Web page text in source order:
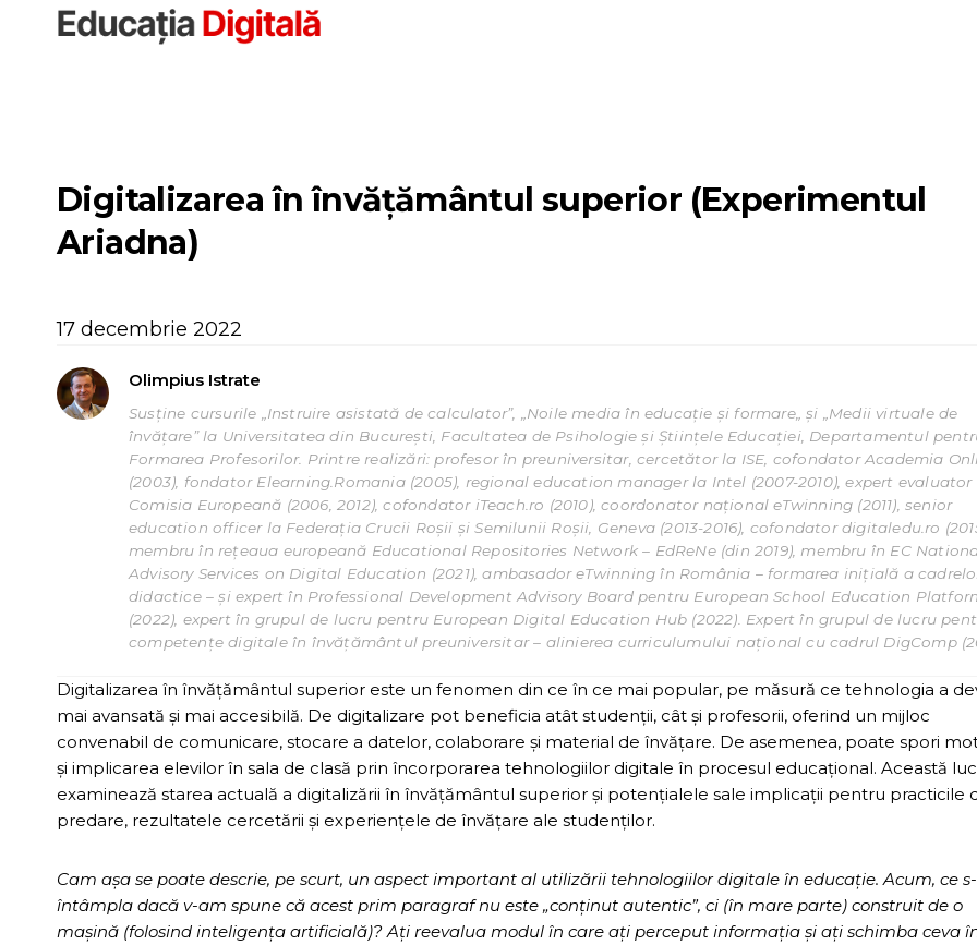
Digitalizarea în învățământul superior (Experimentul
Ariadna)
17 decembrie 2022
Olimpius Istrate
Susține cursurile „Instruire asistată de calculator”, „Noile media în educație și formare„ și „Medii virtuale de
învățare” la Universitatea din București, Facultatea de Psihologie și Științele Educației, Departamentul
Formarea Profesorilor. Printre realizări: profesor în preuniversitar, cercetător la ISE, cofondator Academia
(2003), fondator Elearning.Romania (2005), regional education manager la Intel (2007-2010), expert evaluator
Comisia Europeană (2006, 2012), cofondator iTeach.ro (2010), coordonator național eTwinning (2011), senior
education officer la Federația Crucii Roșii și Semilunii Roșii, Geneva (2013-2016), cofondator digitaledu.ro
membru în rețeaua europeană Educational Repositories Network – EdReNe (din 2019), membru în EC
Advisory Services on Digital Education (2021), ambasador eTwinning în România – formarea inițială a
didactice – și expert în Professional Development Advisory Board pentru European School Education
(2022), expert în grupul de lucru pentru European Digital Education Hub (2022). Expert în grupul de lucru
competențe digitale în învățământul preuniversitar – alinierea curriculumului național cu cadrul DigComp
Digitalizarea în învățământul superior este un fenomen din ce în ce mai popular, pe măsură ce tehnologia a
mai avansată și mai accesibilă. De digitalizare pot beneficia atât studenții, cât și profesorii, oferind un mijloc
convenabil de comunicare, stocare a datelor, colaborare și material de învățare. De asemenea, poate spori
și implicarea elevilor în sala de clasă prin încorporarea tehnologiilor digitale în procesul educațional. Această
examinează starea actuală a digitalizării în învățământul superior și potențialele sale implicații pentru practicile
predare, rezultatele cercetării și experiențele de învățare ale studenților.
Cam așa se poate descrie, pe scurt, un aspect important al utilizării tehnologiilor digitale în educație. Acum, ce
întâmpla dacă v-am spune că acest prim paragraf nu este „conținut autentic”, ci (în mare parte) construit de o
mașină (folosind inteligența artificială)? Ați reevalua modul în care ați perceput informația și ați schimba ceva